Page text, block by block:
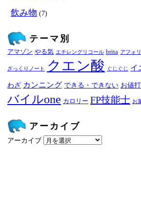
飲み物 (7)
テーマ別
アマゾン やる気 エチレングリコール brita アフォ
ざっくりノート クエン酸 ぐじぐじ イ
わざ カンニング できる・できない お値
バイルone カロリー FP技能士 お
アーカイブ
アーカイブ